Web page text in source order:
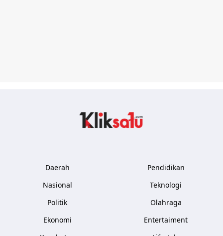
Daerah
Nasional
Politik
Ekonomi
Pendidikan
Teknologi
Olahraga
Entertaiment